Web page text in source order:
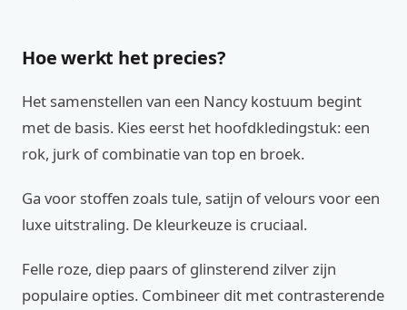
Hoe werkt het precies?
Het samenstellen van een Nancy kostuum begint
met de basis. Kies eerst het hoofdkledingstuk: een
rok, jurk of combinatie van top en broek.
Ga voor stoffen zoals tule, satijn of velours voor een
luxe uitstraling. De kleurkeuze is cruciaal.
Felle roze, diep paars of glinsterend zilver zijn
populaire opties. Combineer dit met contrasterende